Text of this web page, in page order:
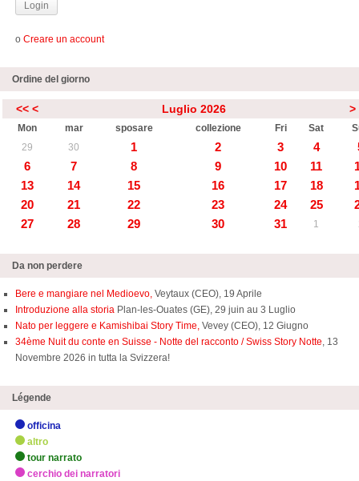
o Creare un account
Ordine del giorno
<< < Luglio 2026 >
Mon mar sposare collezione Fri Sat
29
30 1 2 3 4
6
7 8 9 10 11
13
14 15 16 17 18
20
21 22 23 24 25
27
28 29 30 31 1
Da non perdere
Bere e mangiare nel Medioevo, Veytaux (CEO), 19 Aprile
Introduzione alla storia Plan-les-Ouates (GE), 29 juin au 3 Luglio
Nato per leggere e Kamishibai Story Time, Vevey (CEO), 12 Giugno
34ème Nuit du conte en Suisse - Notte del racconto / Swiss Story Notte, 13
Novembre 2026 in tutta la Svizzera!
Légende
officina
altro
tour narrato
cerchio dei narratori